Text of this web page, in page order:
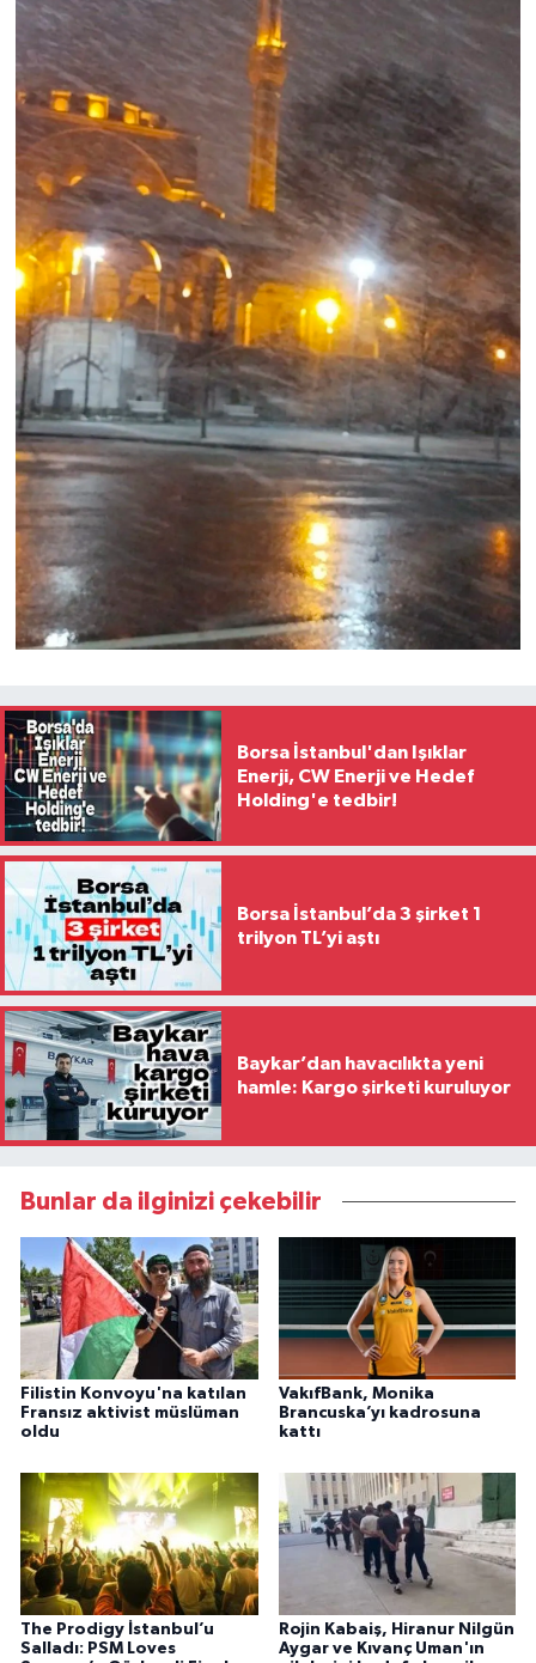
Borsa İstanbul'dan Işıklar
Enerji, CW Enerji ve Hedef
Holding'e tedbir!
Borsa İstanbul’da 3 şirket 1
trilyon TL’yi aştı
Baykar’dan havacılıkta yeni
hamle: Kargo şirketi kuruluyor
Bunlar da ilginizi çekebilir
Filistin Konvoyu'na katılan
Fransız aktivist müslüman
oldu
VakıfBank, Monika
Brancuska’yı kadrosuna
kattı
The Prodigy İstanbul’u
Salladı: PSM Loves
Rojin Kabaiş, Hiranur Nilgün
Aygar ve Kıvanç Uman'ın